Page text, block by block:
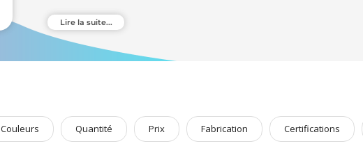
Vous trouverez un large choix en fonction des besoins, du budget, mais
PantaCom
personnalisables,afin de donner à cet
, des
votre communication une dimension éthique en accord avec une
Lire la suite...
Couleurs Quantité Prix Fabrication Certifications